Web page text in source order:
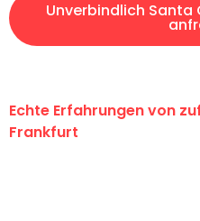
Unverbindlich
Echte Erfahrungen von
Frankfurt